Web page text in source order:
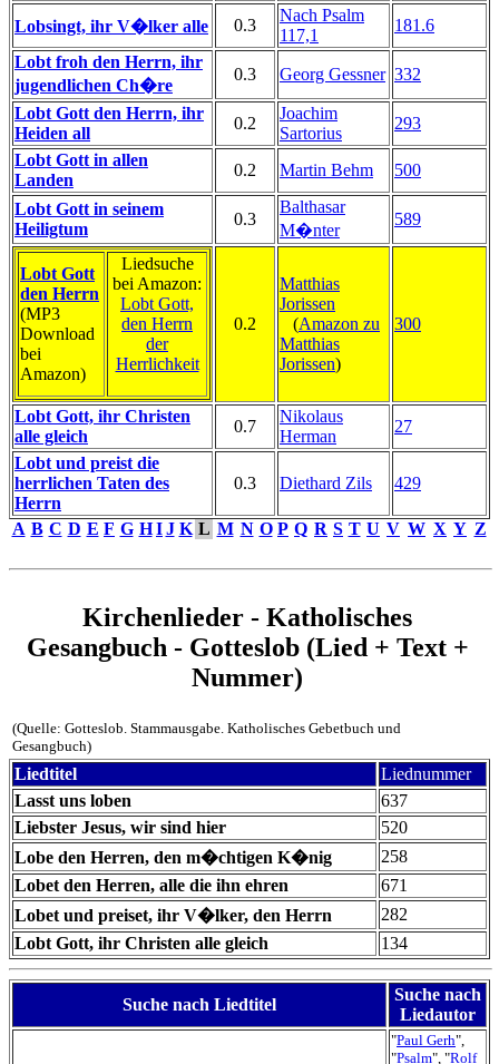
Lobsingt, ihr V�lker alle 0.3
Nach Psalm
117,1
181.6
Lobt froh den Herrn, ihr
jugendlichen Ch�re
0.3 Georg Gessner 332
Lobt Gott den Herrn, ihr
Heiden all
0.2
Joachim
Sartorius
293
Lobt Gott in allen
Landen
0.2 Martin Behm 500
Lobt Gott in seinem
Heiligtum
0.3
Balthasar
M�nter
589
Lobt Gott
den Herrn
(MP3
Download
bei
Amazon)
Liedsuche
bei Amazon:
Lobt Gott,
den Herrn
der
Herrlichkeit
0.2
Matthias
Jorissen
(Amazon zu
Matthias
Jorissen)
300
Lobt Gott, ihr Christen
alle gleich
0.7
Nikolaus
Herman
27
Lobt und preist die
herrlichen Taten des
Herrn
0.3 Diethard Zils 429
A B C D E F G H IJ K L M N O P Q R S T U V W X Y Z
Kirchenlieder - Katholisches
Gesangbuch - Gotteslob (Lied + Text +
Nummer)
(Quelle: Gotteslob. Stammausgabe. Katholisches Gebetbuch und
Gesangbuch)
Liedtitel
Liednummer
Lasst uns loben
637
Liebster Jesus, wir sind hier
520
Lobe den Herren, den m�chtigen K�nig
258
Lobet den Herren, alle die ihn ehren
671
Lobet und preiset, ihr V�lker, den Herrn
282
Lobt Gott, ihr Christen alle gleich
134
Suche nach Liedtitel
Suche nach
Liedautor
"Paul Gerh",
"Psalm", "Rolf